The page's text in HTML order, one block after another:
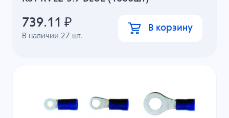
В наличии 27 шт.
739.11 ₽ В корзину